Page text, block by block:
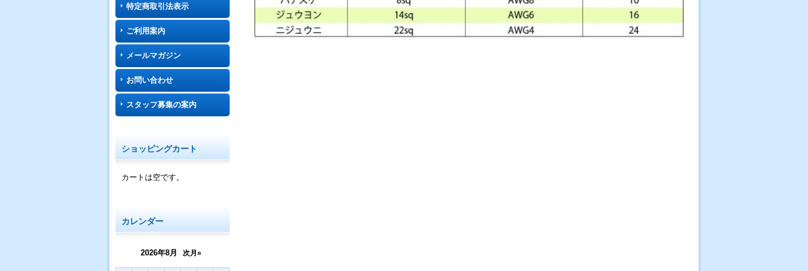
特定商取引法表示
ご利用案内
メールマガジン
お問い合わせ
スタッフ募集の案内
ショッピングカート
カートは空です。
カレンダー
2026年8月 次月»